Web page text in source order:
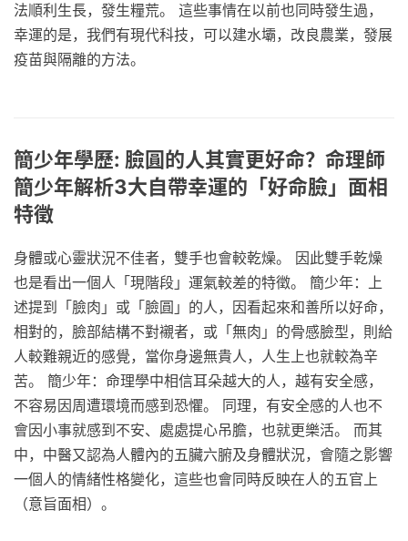
法順利生長，發生糧荒。 這些事情在以前也同時發生過，
幸運的是，我們有現代科技，可以建水壩，改良農業，發展
疫苗與隔離的方法。
簡少年學歷: 臉圓的人其實更好命？命理師
簡少年解析3大自帶幸運的「好命臉」面相
特徵
身體或心靈狀況不佳者，雙手也會較乾燥。 因此雙手乾燥
也是看出一個人「現階段」運氣較差的特徵。 簡少年：上
述提到「臉肉」或「臉圓」的人，因看起來和善所以好命，
相對的，臉部結構不對襯者，或「無肉」的骨感臉型，則給
人較難親近的感覺，當你身邊無貴人，人生上也就較為辛
苦。 簡少年：命理學中相信耳朵越大的人，越有安全感，
不容易因周遭環境而感到恐懼。 同理，有安全感的人也不
會因小事就感到不安、處處提心吊膽，也就更樂活。 而其
中，中醫又認為人體內的五臟六腑及身體狀況，會隨之影響
一個人的情緒性格變化，這些也會同時反映在人的五官上
（意旨面相）。